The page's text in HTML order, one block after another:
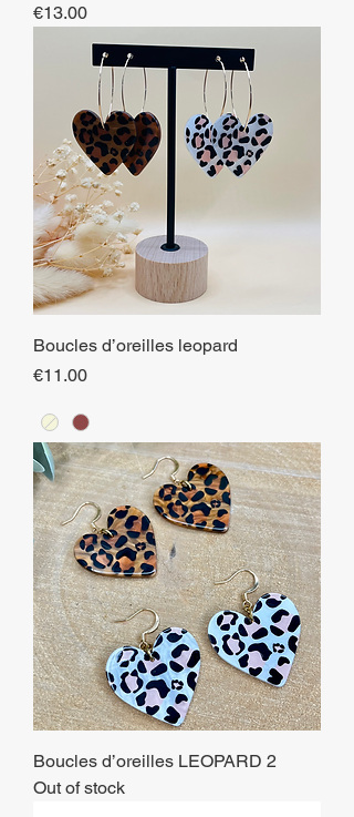
Price
€13.00
Boucles d’oreilles leopard
Price
€11.00
Boucles d’oreilles LEOPARD 2
Out of stock